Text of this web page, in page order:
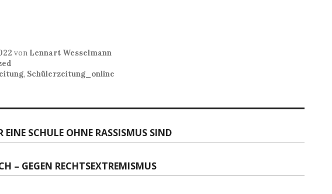
von Lennart Wesselmann
, Schülerzeitung_online
EINE SCHULE OHNE RASSISMUS SIND
– GEGEN RECHTSEXTREMISMUS